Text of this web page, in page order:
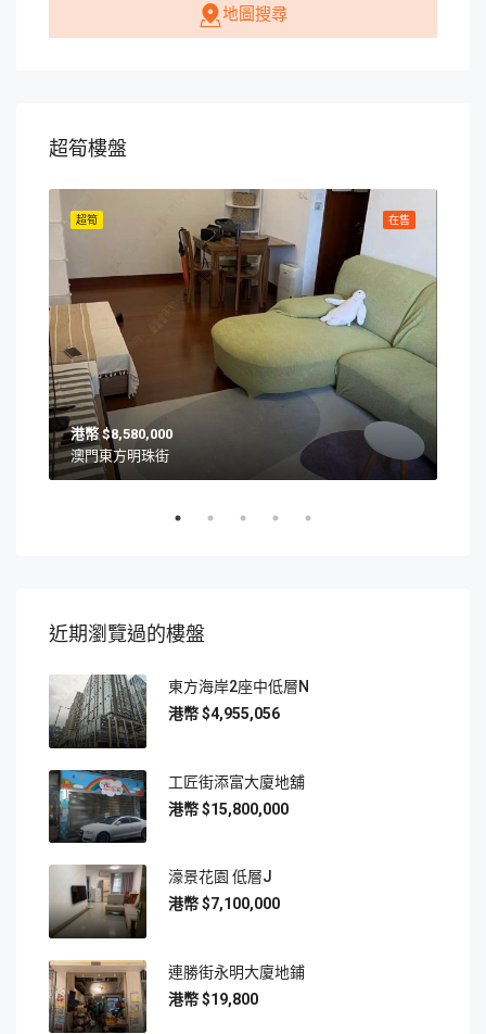
地圖搜尋
超筍樓盤
在售
超筍
$8,580,000
澳門東方明珠街
近期瀏覽過的樓盤
東方海岸2座中低層N
$4,955,056
工匠街添富大廈地舖
$15,800,000
濠景花園 低層J
$7,100,000
連勝街永明大廈地鋪
$19,800